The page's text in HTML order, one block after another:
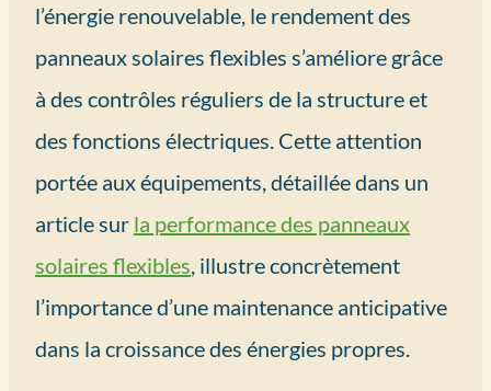
l’énergie renouvelable, le rendement des
panneaux solaires flexibles s’améliore grâce
à des contrôles réguliers de la structure et
des fonctions électriques. Cette attention
portée aux équipements, détaillée dans un
article sur la performance des panneaux
solaires flexibles , illustre concrètement
l’importance d’une maintenance anticipative
dans la croissance des énergies propres.